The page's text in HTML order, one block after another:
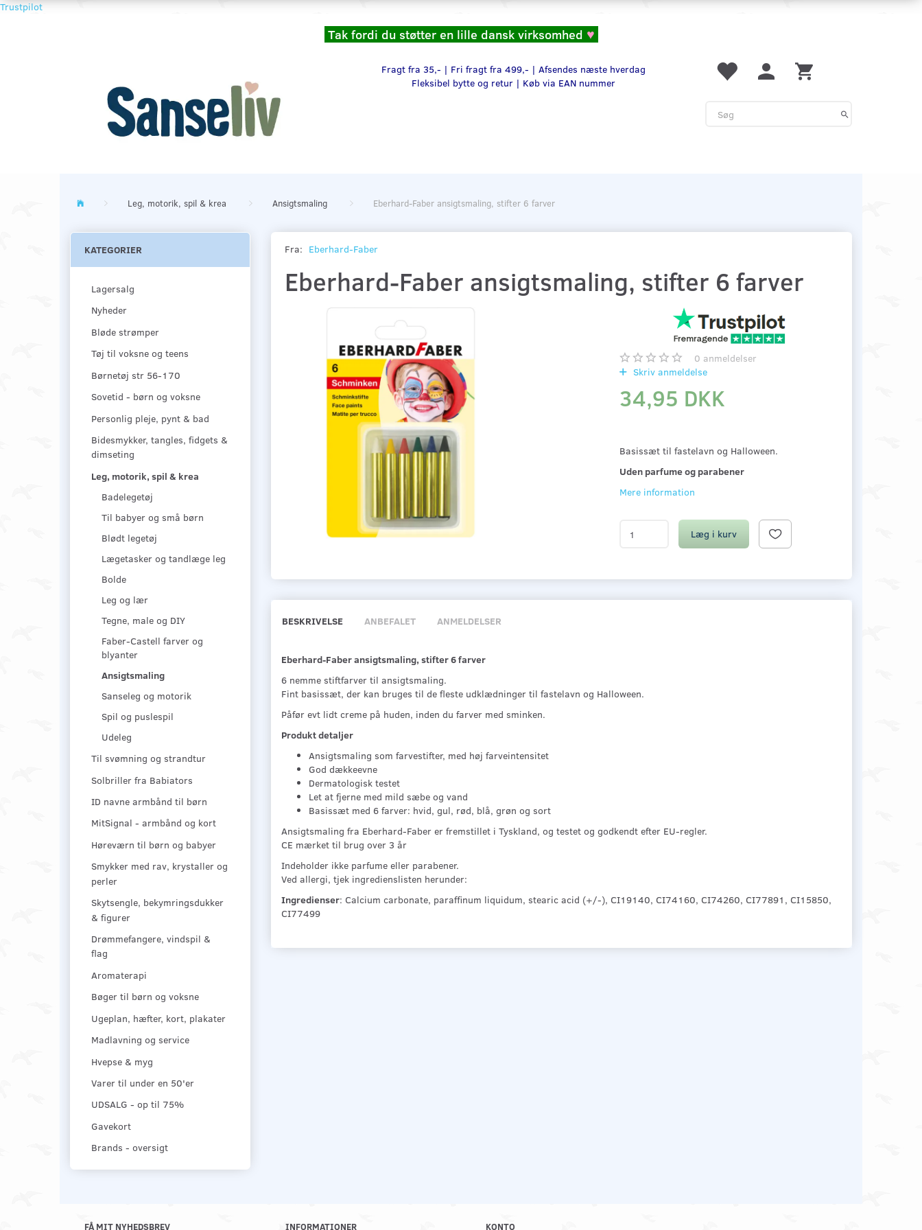
Trustpilot
Tak fordi du støtter en lille dansk virksomhed ♥
Fragt fra 35,- | Fri fragt fra 499,- | Afsendes næste hverdag
Fleksibel bytte og retur | Køb via EAN nummer
Leg, motorik, spil & krea Ansigtsmaling Eberhard-Faber ansigtsmaling, stifter 6 farver
KATEGORIER
Lagersalg
Nyheder
Bløde strømper
Tøj til voksne og teens
Børnetøj str 56-170
Sovetid - børn og voksne
Personlig pleje, pynt & bad
Bidesmykker, tangles, fidgets &
dimseting
Leg, motorik, spil & krea
Badelegetøj
Til babyer og små børn
Blødt legetøj
Lægetasker og tandlæge leg
Bolde
Leg og lær
Tegne, male og DIY
Faber-Castell farver og
blyanter
Ansigtsmaling
Sanseleg og motorik
Spil og puslespil
Udeleg
Til svømning og strandtur
Solbriller fra Babiators
ID navne armbånd til børn
MitSignal - armbånd og kort
Høreværn til børn og babyer
Smykker med rav, krystaller og
perler
Skytsengle, bekymringsdukker
& figurer
Drømmefangere, vindspil &
flag
Aromaterapi
Bøger til børn og voksne
Ugeplan, hæfter, kort, plakater
Madlavning og service
Hvepse & myg
Varer til under en 50'er
UDSALG - op til 75%
Gavekort
Brands - oversigt
Fra: Eberhard-Faber
Eberhard-Faber ansigtsmaling, stifter 6 farver
0 anmeldelser
Skriv anmeldelse
34,95 DKK
Basissæt til fastelavn og Halloween.
Uden parfume og parabener
Mere information
Læg i kurv
BESKRIVELSE ANBEFALET ANMELDELSER
Eberhard-Faber ansigtsmaling, stifter 6 farver
6 nemme stiftfarver til ansigtsmaling.
Fint basissæt, der kan bruges til de fleste udklædninger til fastelavn og Halloween.
Påfør evt lidt creme på huden, inden du farver med sminken.
Produkt detaljer
Ansigtsmaling som farvestifter, med høj farveintensitet
God dækkeevne
Dermatologisk testet
Let at fjerne med mild sæbe og vand
Basissæt med 6 farver: hvid, gul, rød, blå, grøn og sort
Ansigtsmaling fra Eberhard-Faber er fremstillet i Tyskland, og testet og godkendt efter EU-regler.
CE mærket til brug over 3 år
Indeholder ikke parfume eller parabener.
Ved allergi, tjek ingredienslisten herunder:
Ingredienser: Calcium carbonate, paraffinum liquidum, stearic acid (+/-), CI19140, CI74160, CI74260, CI77891, CI15850,
CI77499
FÅ MIT NYHEDSBREV INFORMATIONER KONTO